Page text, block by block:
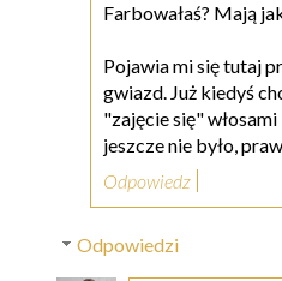
Farbowałaś? Mają
Pojawia mi się tutaj
gwiazd. Już kiedyś
"zajęcie się"
jeszcze nie było,
Odpowiedz
Odpowiedzi